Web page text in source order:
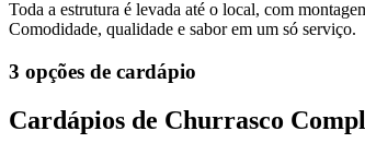
Toda a estrutura é levada até o local, com
Comodidade, qualidade e sabor em um só serviço.
3 opções de cardápio
Cardápios de Churrasco